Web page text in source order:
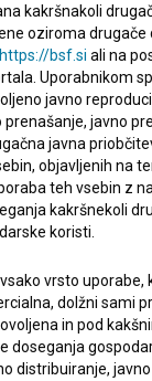
2670-787X
kakršnakoli
oziroma drugače
https://bsf.si ali na
Uporabnikom
javno
javno
javna
objavljenih na
teh vsebin z
kakršnekoli
koristi.
vrsto uporabe,
dolžni sami
in pod
doseganja
distribuiranje,